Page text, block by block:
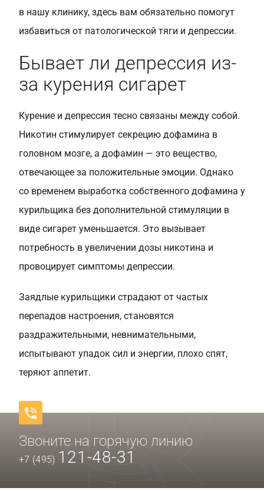
в нашу клинику, здесь вам обязательно помогут
избавиться от патологической тяги и депрессии.
Бывает ли депрессия из-
за курения сигарет
Курение и депрессия тесно связаны между собой.
Никотин стимулирует секрецию дофамина в
головном мозге, а дофамин — это вещество,
отвечающее за положительные эмоции. Однако
со временем выработка собственного дофамина у
курильщика без дополнительной стимуляции в
виде сигарет уменьшается. Это вызывает
потребность в увеличении дозы никотина и
провоцирует симптомы депрессии.
Заядлые курильщики страдают от частых
перепадов настроения, становятся
раздражительными, невнимательными,
испытывают упадок сил и энергии, плохо спят,
теряют аппетит.
Звоните на горячую линию
+7 (495) 121-48-31